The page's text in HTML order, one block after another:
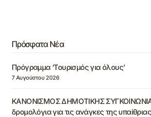
Πρόσφατα Νέα
Πρόγραμμα ‘Τουρισμός για όλους’
7 Αυγούστου 2026
ΚΑΝΟΝΙΣΜΟΣ ΔΗΜΟΤΙΚΗΣ
δρομολόγια για τις ανάγκες της